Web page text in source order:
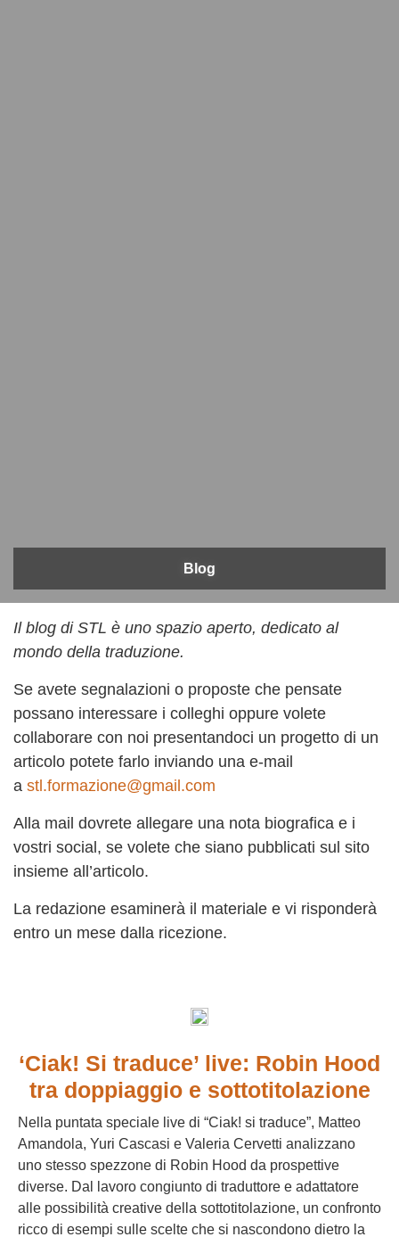
Blog
Il blog di STL è uno spazio aperto, dedicato al
mondo della traduzione.
Se avete segnalazioni o proposte che pensate
possano interessare i colleghi oppure volete
collaborare con noi presentandoci un progetto di un
articolo potete farlo inviando una e-mail
a stl.formazione@gmail.com
Alla mail dovrete allegare una nota biografica e i
vostri social, se volete che siano pubblicati sul sito
insieme all’articolo.
La redazione esaminerà il materiale e vi risponderà
entro un mese dalla ricezione.
‘Ciak! Si traduce’ live: Robin Hood
tra doppiaggio e sottotitolazione
Nella puntata speciale live di “Ciak! si traduce”, Matteo
Amandola, Yuri Cascasi e Valeria Cervetti analizzano
uno stesso spezzone di Robin Hood da prospettive
diverse. Dal lavoro congiunto di traduttore e adattatore
alle possibilità creative della sottotitolazione, un confronto
ricco di esempi sulle scelte che si nascondono dietro la